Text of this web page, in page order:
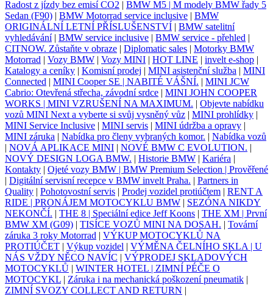
Radost z jízdy bez emisí CO2 | BMW M5 | M modely BMW řady 5
Sedan (F90) | BMW Motorrad service inclusive | BMW
ORIGINÁLNÍ LETNÍ PŘÍSLUŠENSTVÍ | BMW satelitní
vyhledávání| BMW service inclusive | BMW service - přehled |
CITNOW. Zůstaňte v obraze | Diplomatic sales | Motorky BMW
Motorrad | Vozy BMW | Vozy MINI | HOT LINE | invelt e-shop |
Katalogy a ceníky | Komisní prodej | MINI asistenční služba | MINI
Connected | MINI Cooper SE | NABITÉ VÁŠNÍ. | MINI JCW
Cabrio: Otevřená střecha, závodní srdce | MINI JOHN COOPER
WORKS | MINI VZRUŠENÍ NA MAXIMUM. | Objevte nabídku
vozů MINI Next a vyberte si svůj vysněný vůz | MINI prohlídky |
MINI Service Inclusive | MINI servis | MINI údržba a opravy |
MINI záruka | Nabídka pro členy vybraných komor. | Nabídka vozů
| NOVÁ APLIKACE MINI | NOVÉ BMW C EVOLUTION. |
NOVÝ DESIGN LOGA BMW. | Historie BMW | Kariéra |
Kontakty | Ojeté vozy BMW | BMW Premium Selection | Prověřené
| Digitální servisní recepce v BMW invelt Praha. | Partners in
Quality | Pohotovostní servis | Prodej vozidel protiúčtem | RENT A
RIDE | PRONÁJEM MOTOCYKLU BMW | SEZÓNA NIKDY
NEKONČÍ. | THE 8 | Speciální edice Jeff Koons | THE XM | První
BMW XM (G09) | TISÍCE VOZŮ MINI NA DOSAH. | Tovární
záruka 3 roky Motorrad | VÝKUP MOTOCYKLŮ NA
PROTIÚČET | Výkup vozidel | VÝMĚNA ČELNÍHO SKLA | U
NÁS VŽDY NĚCO NAVÍC | VÝPRODEJ SKLADOVÝCH
MOTOCYKLŮ | WINTER HOTEL | ZIMNÍ PÉČE O
MOTOCYKL | Záruka i na mechanická poškození pneumatik |
ZIMNÍ SVOZY COLLECT AND RETURN |